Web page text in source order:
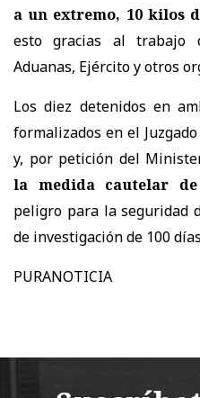
a un extremo, 10 kilos
esto gracias al trabajo
Aduanas, Ejército y otros
Los diez detenidos en
formalizados en el
y, por petición del
la medida cautelar
peligro para la seguridad
de investigación de 100
PURANOTICIA